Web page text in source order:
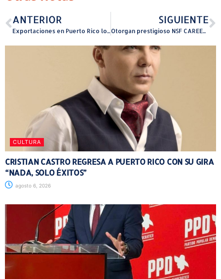
ANTERIOR
Exportaciones en Puerto Rico logran cifras históricas
SIGUIENTE
Otorgan prestigioso NSF CAREER Award a catedrático del Recinto Universitario de Mayagüez de la UPR
CULTURA
CRISTIAN CASTRO REGRESA A PUERTO RICO CON SU GIRA
“NADA, SOLO ÉXITOS”
agosto 6, 2026